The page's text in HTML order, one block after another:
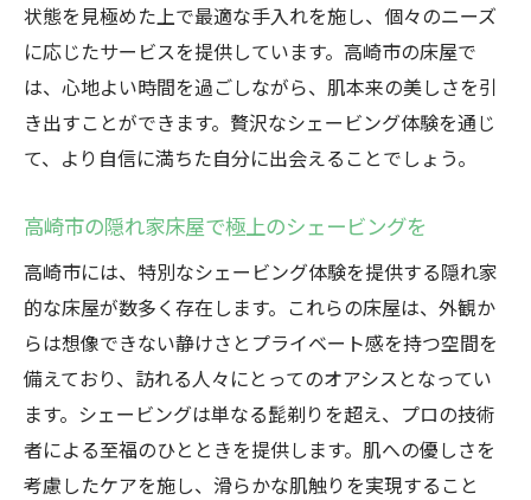
状態を見極めた上で最適な手入れを施し、個々のニーズ
に応じたサービスを提供しています。高崎市の床屋で
は、心地よい時間を過ごしながら、肌本来の美しさを引
き出すことができます。贅沢なシェービング体験を通じ
て、より自信に満ちた自分に出会えることでしょう。
高崎市の隠れ家床屋で極上のシェービングを
高崎市には、特別なシェービング体験を提供する隠れ家
的な床屋が数多く存在します。これらの床屋は、外観か
らは想像できない静けさとプライベート感を持つ空間を
備えており、訪れる人々にとってのオアシスとなってい
ます。シェービングは単なる髭剃りを超え、プロの技術
者による至福のひとときを提供します。肌への優しさを
考慮したケアを施し、滑らかな肌触りを実現すること